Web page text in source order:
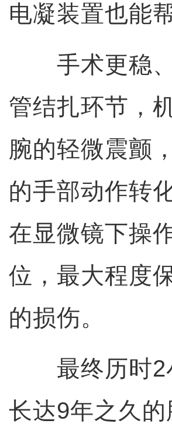
电凝装置也能
手术更稳
管结扎环节，
腕的轻微震颤
的手部动作转
在显微镜下操
位，最大程度
的损伤。
最终历时2
长达9年之久